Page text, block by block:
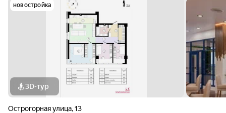
новостройка
3D-тур
Острогорная улица,13